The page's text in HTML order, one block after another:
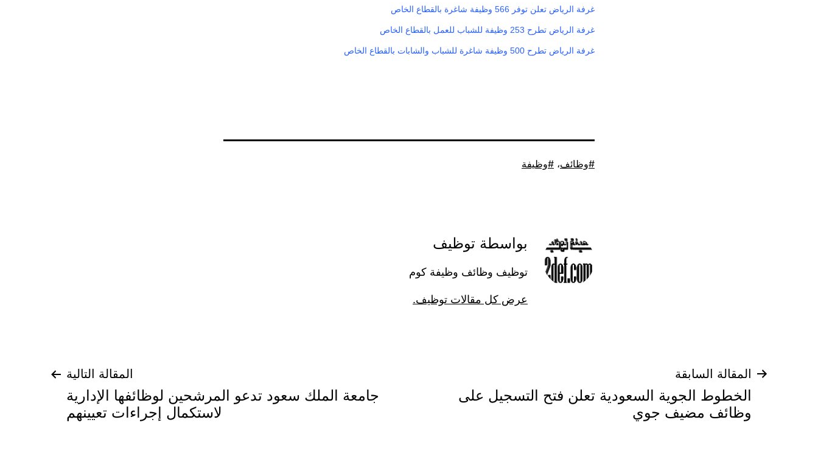
غرفة الرياض تعلن توفر 566 وظيفة شاغرة بالقطاع الخاص
غرفة الرياض تطرح 253 وظيفة للشباب للعمل بالقطاع الخاص
غرفة الرياض تطرح 500 وظيفة شاغرة للشباب والشابات بالقطاع الخاص
موسوم
وظائف، وظيفة
بواسطة توظيف
توظيف وظائف وظيفة كوم
عرض كل مقالات توظيف.
تصفّح
المقالات
المقالة السابقة
الخطوط الجوية السعودية تعلن فتح التسجيل على
وظائف مضيف جوي
المقالة التالية
جامعة الملك سعود تدعو المرشحين لوظائفها الإدارية
لاستكمال إجراءات تعيينهم